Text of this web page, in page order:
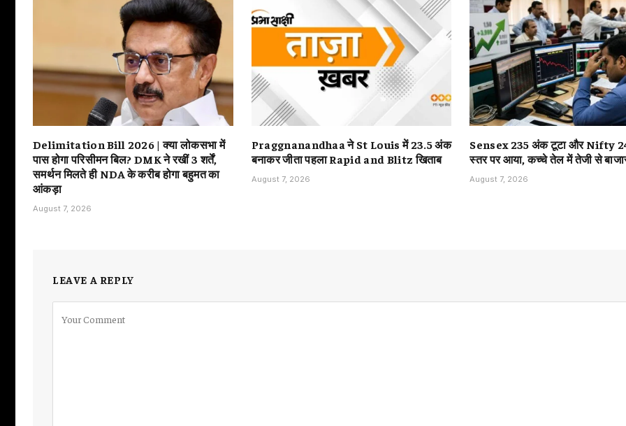
Delimitation Bill 2026 | क्या लोकसभा में
पास होगा परिसीमन बिल? DMK ने रखीं 3 शर्तें,
समर्थन मिलते ही NDA के करीब होगा बहुमत का
आंकड़ा
August 7, 2026
Praggnanandhaa ने St Louis में 23.5 अंक
बनाकर जीता पहला Rapid and Blitz खिताब
August 7, 2026
Sensex 235 अंक टूटा और Nifty
स्तर पर आया, कच्चे तेल में तेजी से
August 7, 2026
LEAVE A REPLY